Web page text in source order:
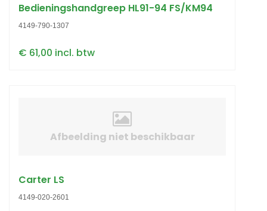
Bedieningshandgreep HL91-94 FS/KM94
4149-790-1307
€ 61,00 incl. btw
Afbeelding niet beschikbaar
Carter LS
4149-020-2601